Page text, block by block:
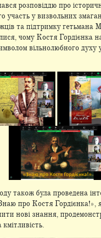
розповіддю про
участь у визвольних
та підтримку гетьмана
чому Костя Гордієнка
вільнолюбного духу
також була проведена
про Костя Гордієнка!»,
нові знання,